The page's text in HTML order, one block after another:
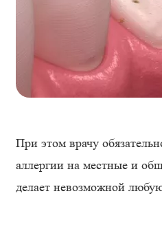
При этом врачу
аллергии на местные и
делает невозможной